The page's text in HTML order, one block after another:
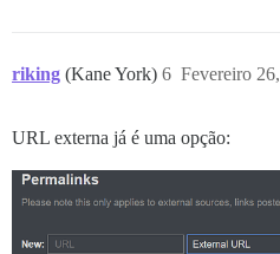
riking (Kane York) Fevereiro
6
URL externa já é uma opção: